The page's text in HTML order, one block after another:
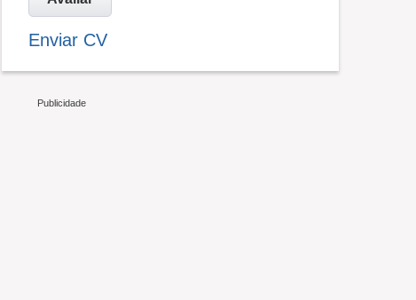
Enviar CV